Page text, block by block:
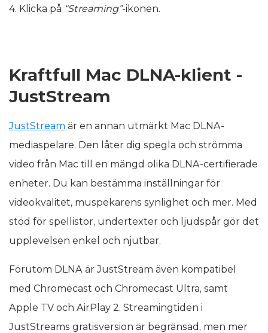
4. Klicka på “Streaming”-ikonen.
Kraftfull Mac DLNA-klient -
JustStream
JustStream är en annan utmärkt Mac DLNA-
mediaspelare. Den låter dig spegla och strömma
video från Mac till en mängd olika DLNA-certifierade
enheter. Du kan bestämma inställningar för
videokvalitet, muspekarens synlighet och mer. Med
stöd för spellistor, undertexter och ljudspår gör det
upplevelsen enkel och njutbar.
Förutom DLNA är JustStream även kompatibel
med Chromecast och Chromecast Ultra, samt
Apple TV och AirPlay 2. Streamingtiden i
JustStreams gratisversion är begränsad, men mer